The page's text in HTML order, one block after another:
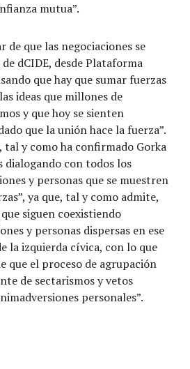
mutua”.
de que las negociaciones se
dCIDE, desde Plataforma
que hay que sumar fuerzas
ideas que millones de
y que hoy se sienten
que la unión hace la fuerza”.
y como ha confirmado Gorka
dialogando con todos los
y personas que se muestren
ya que, tal y como admite,
siguen coexistiendo
y personas dispersas en ese
la izquierda cívica, con lo que
que el proceso de agrupación
de sectarismos y vetos
personales”.